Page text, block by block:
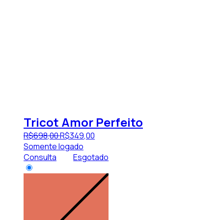
Tricot Amor Perfeito
R$698,00R$349,00
Somente logado
Consulta
Esgotado